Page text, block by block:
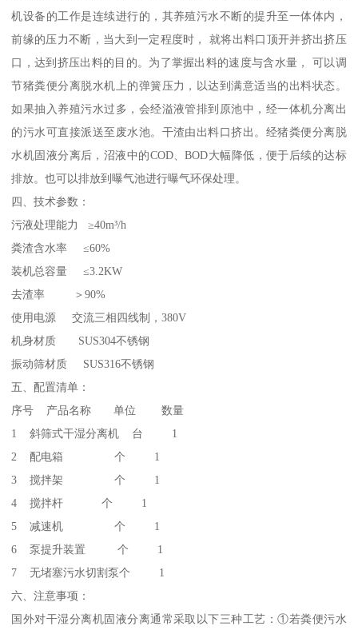
机设备的工作是连续进行的，其养殖污水不断的提升至一体体内，
前缘的压力不断，当大到一定程度时， 就将出料口顶开并挤出挤压
口，达到挤压出料的目的。为了掌握出料的速度与含水量， 可以调
节猪粪便分离脱水机上的弹簧压力，以达到满意适当的出料状态。
如果抽入养殖污水过多，会经溢液管排到原池中，经一体机分离出
的污水可直接派送至废水池。干渣由出料口挤出。经猪粪便分离脱
水机固液分离后，沼液中的COD、BOD大幅降低，便于后续的达标
排放。也可以排放到曝气池进行曝气环保处理。
四、技术参数：
污液处理能力 ≥40m³/h
粪渣含水率 ≤60%
装机总容量 ≤3.2KW
去渣率 ＞90%
使用电源 交流三相四线制，380V
机身材质 SUS304不锈钢
振动筛材质 SUS316不锈钢
五、配置清单：
序号 产品名称 单位 数量
1 斜筛式干湿分离机 台 1
2 配电箱 个 1
3 搅拌架 个 1
4 搅拌杆 个 1
5 减速机 个 1
6 泵提升装置 个 1
7 无堵塞污水切割泵个 1
六、注意事项：
国外对干湿分离机固液分离通常采取以下三种工艺：①若粪便污水